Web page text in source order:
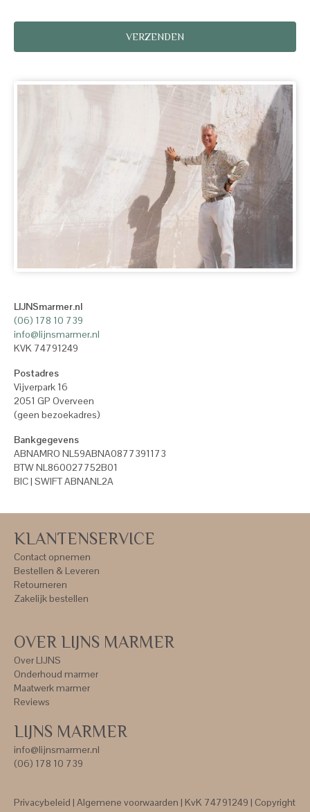
LIJNSmarmer.nl
(06) 178 10 739
info@lijnsmarmer.nl
KVK 74791249
Postadres
Vijverpark 16
2051 GP Overveen
(geen bezoekadres)
Bankgegevens
ABNAMRO NL59ABNA0877391173
BTW NL860027752B01
BIC | SWIFT ABNANL2A
KLANTENSERVICE
Contact opnemen
Bestellen & Leveren
Retourneren
Zakelijk bestellen
OVER LIJNS MARMER
Over LIJNS
Onderhoud marmer
Maatwerk marmer
Reviews
LIJNS MARMER
info@lijnsmarmer.nl
(06) 178 10 739
Privacybeleid | Algemene voorwaarden | KvK 74791249 | Copyright